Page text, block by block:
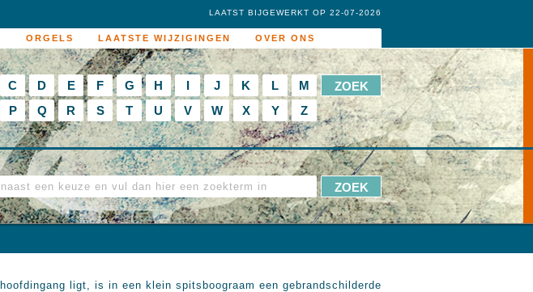
ORGELS LAATSTE WIJZIGINGEN OVER ONS
LAATST BIJGEWERKT OP 22-07-2026
C D E F G H I J K L
M
P Q R S T U V W X Y Z
ligt, is in een klein spitsboograam een gebrandschilderde